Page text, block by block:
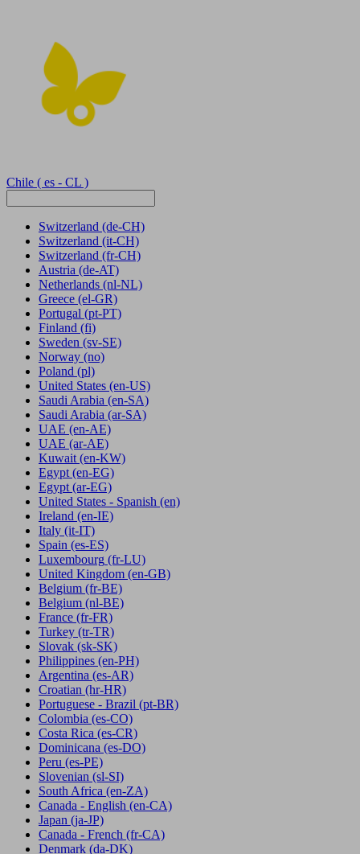
Chile ( es - CL )
Switzerland (de-CH)
Switzerland (it-CH)
Switzerland (fr-CH)
Austria (de-AT)
Netherlands (nl-NL)
Greece (el-GR)
Portugal (pt-PT)
Finland (fi)
Sweden (sv-SE)
Norway (no)
Poland (pl)
United States (en-US)
Saudi Arabia (en-SA)
Saudi Arabia (ar-SA)
UAE (en-AE)
UAE (ar-AE)
Kuwait (en-KW)
Egypt (en-EG)
Egypt (ar-EG)
United States - Spanish (en)
Ireland (en-IE)
Italy (it-IT)
Spain (es-ES)
Luxembourg (fr-LU)
United Kingdom (en-GB)
Belgium (fr-BE)
Belgium (nl-BE)
France (fr-FR)
Turkey (tr-TR)
Slovak (sk-SK)
Philippines (en-PH)
Argentina (es-AR)
Croatian (hr-HR)
Portuguese - Brazil (pt-BR)
Colombia (es-CO)
Costa Rica (es-CR)
Dominicana (es-DO)
Peru (es-PE)
Slovenian (sl-SI)
South Africa (en-ZA)
Canada - English (en-CA)
Japan (ja-JP)
Canada - French (fr-CA)
Denmark (da-DK)